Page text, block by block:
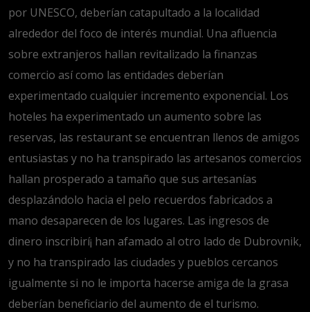
por UNESCO, deberían catapultado a la localidad
alrededor del foco de interés mundial. Una afluencia
sobre extranjeros hallan revitalizado la finanzas
comercio así­ como las entidades deberían
experimentado cualquier incremento exponencial. Los
hoteles ha experimentado un aumento sobre las
reservas, las restaurant se encuentran llenos de amigos
entusiastas y no ha transpirado las artesanos comercios
hallan prosperado a tamaño que sus artesanías
desplazándolo hacia el pelo recuerdos fabricados a
mano desaparecen de los lugares. Las ingresos de
dinero inscribirí¡ han afamado al otro lado de Dubrovnik,
y no ha transpirado las ciudades y pueblos cercanos
igualmente si no le importa hacerse amiga de la grasa
deberían beneficiario del aumento de el turismo.